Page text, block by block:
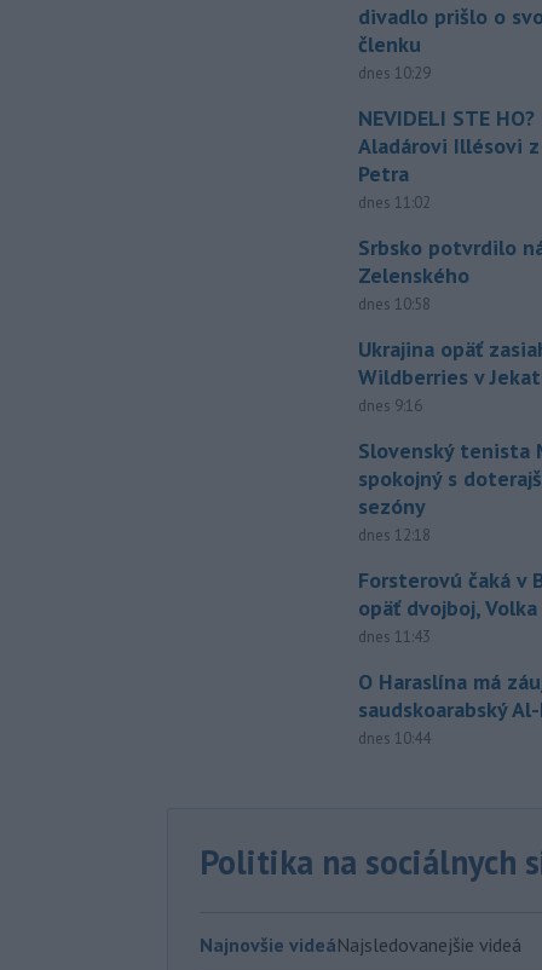
divadlo prišlo o
členku
dnes 10:29
NEVIDELI STE
Aladárovi Illésovi
Petra
dnes 11:02
Srbsko potvrdilo
Zelenského
dnes 10:58
Ukrajina opäť
Wildberries v
dnes 9:16
Slovenský tenista
spokojný s
sezóny
dnes 12:18
Forsterovú čaká v
opäť dvojboj,
dnes 11:43
O Haraslína má
saudskoarabský
dnes 10:44
Politika na sociálnych
Najnovšie videáNajsledovanejšie videá